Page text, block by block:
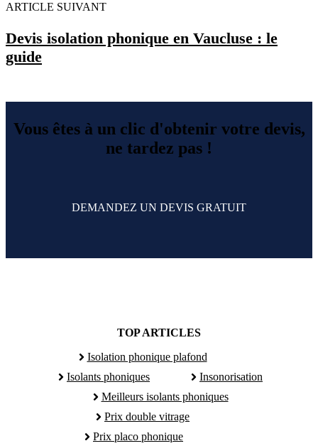
ARTICLE SUIVANT
Devis isolation phonique en Vaucluse : le
guide
Vous êtes à un clic d'obtenir votre devis,
ne tardez pas !
DEMANDEZ UN DEVIS GRATUIT
TOP ARTICLES
Isolation phonique plafond
Isolants phoniques
Insonorisation
Meilleurs isolants phoniques
Prix double vitrage
Prix placo phonique